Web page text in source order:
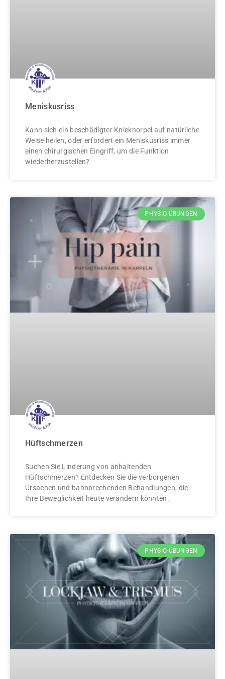
Meniskusriss
Kann sich ein beschädigter Knieknorpel auf natürliche
Weise heilen, oder erfordert ein Meniskusriss immer
einen chirurgischen Eingriff, um die Funktion
wiederherzustellen?
PHYSIO-ÜBUNGEN
Hüftschmerzen
Suchen Sie Linderung von anhaltenden
Hüftschmerzen? Entdecken Sie die verborgenen
Ursachen und bahnbrechenden Behandlungen, die
Ihre Beweglichkeit heute verändern könnten.
PHYSIO-ÜBUNGEN